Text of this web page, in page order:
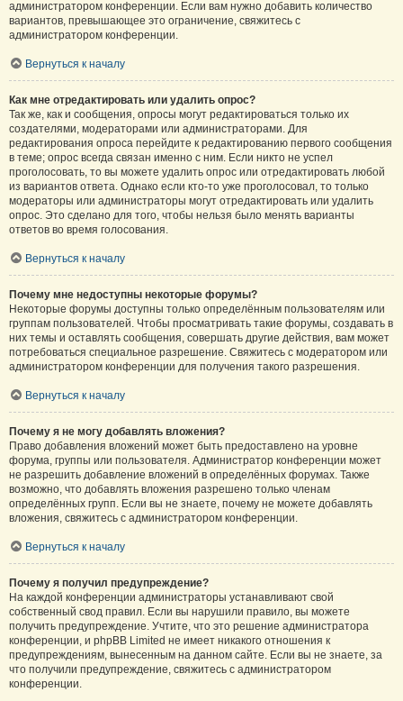
администратором конференции. Если вам нужно добавить количество
вариантов, превышающее это ограничение, свяжитесь с
администратором конференции.
Вернуться к началу
Как мне отредактировать или удалить опрос?
Так же, как и сообщения, опросы могут редактироваться только их
создателями, модераторами или администраторами. Для
редактирования опроса перейдите к редактированию первого сообщения
в теме; опрос всегда связан именно с ним. Если никто не успел
проголосовать, то вы можете удалить опрос или отредактировать любой
из вариантов ответа. Однако если кто-то уже проголосовал, то только
модераторы или администраторы могут отредактировать или удалить
опрос. Это сделано для того, чтобы нельзя было менять варианты
ответов во время голосования.
Вернуться к началу
Почему мне недоступны некоторые форумы?
Некоторые форумы доступны только определённым пользователям или
группам пользователей. Чтобы просматривать такие форумы, создавать в
них темы и оставлять сообщения, совершать другие действия, вам может
потребоваться специальное разрешение. Свяжитесь с модератором или
администратором конференции для получения такого разрешения.
Вернуться к началу
Почему я не могу добавлять вложения?
Право добавления вложений может быть предоставлено на уровне
форума, группы или пользователя. Администратор конференции может
не разрешить добавление вложений в определённых форумах. Также
возможно, что добавлять вложения разрешено только членам
определённых групп. Если вы не знаете, почему не можете добавлять
вложения, свяжитесь с администратором конференции.
Вернуться к началу
Почему я получил предупреждение?
На каждой конференции администраторы устанавливают свой
собственный свод правил. Если вы нарушили правило, вы можете
получить предупреждение. Учтите, что это решение администратора
конференции, и phpBB Limited не имеет никакого отношения к
предупреждениям, вынесенным на данном сайте. Если вы не знаете, за
что получили предупреждение, свяжитесь с администратором
конференции.